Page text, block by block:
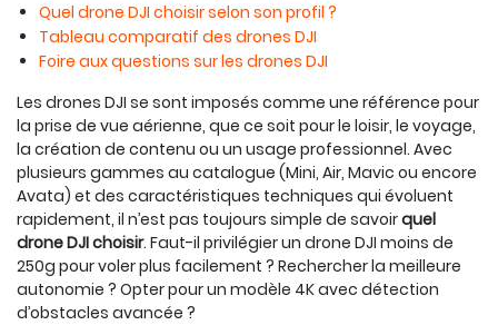
Quel drone DJI choisir selon son profil ?
Tableau comparatif des drones DJI
Foire aux questions sur les drones DJI
Les drones DJI se sont imposés comme une référence pour
la prise de vue aérienne, que ce soit pour le loisir, le voyage,
la création de contenu ou un usage professionnel. Avec
plusieurs gammes au catalogue (Mini, Air, Mavic ou encore
Avata) et des caractéristiques techniques qui évoluent
rapidement, il n’est pas toujours simple de savoirquel
drone DJI choisir. Faut-il privilégier un drone DJI moins de
250g pour voler plus facilement ? Rechercher la meilleure
autonomie ? Opter pour un modèle 4K avec détection
d’obstacles avancée ?